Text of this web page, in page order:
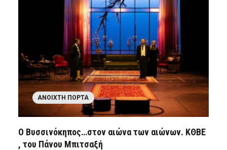
ΑΝΟΙΧΤΉ ΠΌΡΤΑ
Ο Βυσσινόκηπος…στον αιώνα των αιώνων. ΚΘΒΕ
, του Πάνου Μπιτσαξή